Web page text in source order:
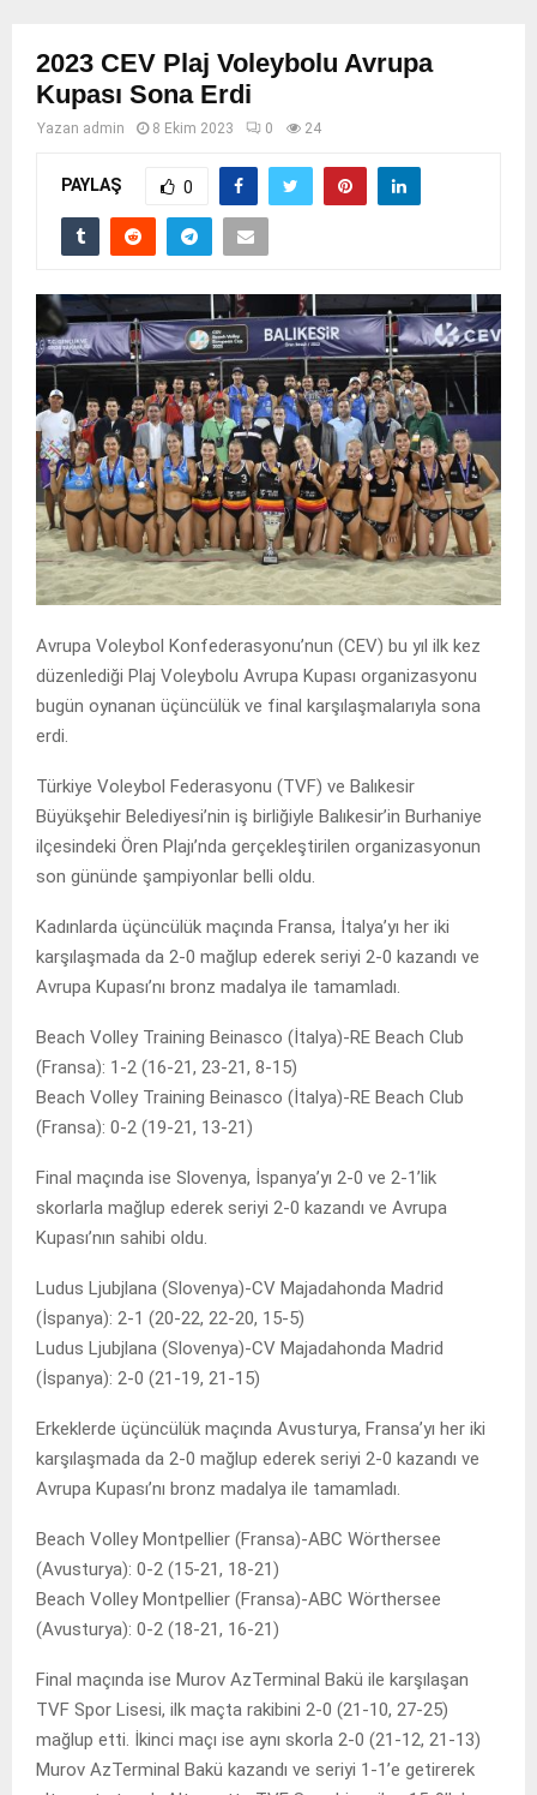
2023 CEV Plaj Voleybolu Avrupa
Kupası Sona Erdi
Yazan admin 8 Ekim 2023 0 24
PAYLAŞ 0
Avrupa Voleybol Konfederasyonu’nun (CEV) bu yıl ilk kez
düzenlediği Plaj Voleybolu Avrupa Kupası organizasyonu
bugün oynanan üçüncülük ve final karşılaşmalarıyla sona
erdi.
Türkiye Voleybol Federasyonu (TVF) ve Balıkesir
Büyükşehir Belediyesi’nin iş birliğiyle Balıkesir’in Burhaniye
ilçesindeki Ören Plajı’nda gerçekleştirilen organizasyonun
son gününde şampiyonlar belli oldu.
Kadınlarda üçüncülük maçında Fransa, İtalya’yı her iki
karşılaşmada da 2-0 mağlup ederek seriyi 2-0 kazandı ve
Avrupa Kupası’nı bronz madalya ile tamamladı.
Beach Volley Training Beinasco (İtalya)-RE Beach Club
(Fransa): 1-2 (16-21, 23-21, 8-15)
Beach Volley Training Beinasco (İtalya)-RE Beach Club
(Fransa): 0-2 (19-21, 13-21)
Final maçında ise Slovenya, İspanya’yı 2-0 ve 2-1’lik
skorlarla mağlup ederek seriyi 2-0 kazandı ve Avrupa
Kupası’nın sahibi oldu.
Ludus Ljubjlana (Slovenya)-CV Majadahonda Madrid
(İspanya): 2-1 (20-22, 22-20, 15-5)
Ludus Ljubjlana (Slovenya)-CV Majadahonda Madrid
(İspanya): 2-0 (21-19, 21-15)
Erkeklerde üçüncülük maçında Avusturya, Fransa’yı her iki
karşılaşmada da 2-0 mağlup ederek seriyi 2-0 kazandı ve
Avrupa Kupası’nı bronz madalya ile tamamladı.
Beach Volley Montpellier (Fransa)-ABC Wörthersee
(Avusturya): 0-2 (15-21, 18-21)
Beach Volley Montpellier (Fransa)-ABC Wörthersee
(Avusturya): 0-2 (18-21, 16-21)
Final maçında ise Murov AzTerminal Bakü ile karşılaşan
TVF Spor Lisesi, ilk maçta rakibini 2-0 (21-10, 27-25)
mağlup etti. İkinci maçı ise aynı skorla 2-0 (21-12, 21-13)
Murov AzTerminal Bakü kazandı ve seriyi 1-1’e getirerek